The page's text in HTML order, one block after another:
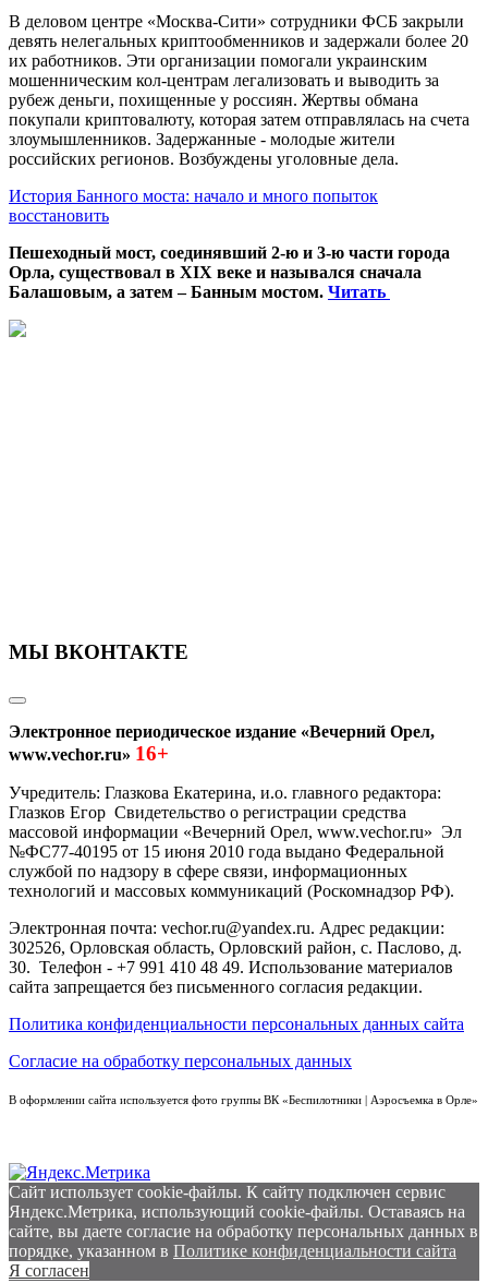
В деловом центре «Москва-Сити» сотрудники ФСБ закрыли
девять нелегальных криптообменников и задержали более 20
их работников. Эти организации помогали украинским
мошенническим кол-центрам легализовать и выводить за
рубеж деньги, похищенные у россиян. Жертвы обмана
покупали криптовалюту, которая затем отправлялась на счета
злоумышленников. Задержанные - молодые жители
российских регионов. Возбуждены уголовные дела.
История Банного моста: начало и много попыток
восстановить
Пешеходный мост, соединявший 2-ю и 3-ю части города
Орла, существовал в XIX веке и назывался сначала
Балашовым, а затем – Банным мостом. Читать
МЫ ВКОНТАКТЕ
Электронное периодическое издание «Вечерний Орел,
www.vechor.ru» 16+
Учредитель: Глазкова Екатерина, и.о. главного редактора:
Глазков Егор Свидетельство о регистрации средства
массовой информации «Вечерний Орел, www.vechor.ru» Эл
№ФС77-40195 от 15 июня 2010 года выдано Федеральной
службой по надзору в сфере связи, информационных
технологий и массовых коммуникаций (Роскомнадзор РФ).
Электронная почта: vechor.ru@yandex.ru. Адрес редакции:
302526, Орловская область, Орловский район, с. Паслово, д.
30. Телефон - +7 991 410 48 49. Использование материалов
сайта запрещается без письменного согласия редакции.
Политика конфиденциальности персональных данных сайта
Согласие на обработку персональных данных
В оформлении сайта используется фото группы ВК «Беспилотники | Аэросъемка в Орле»
Сайт использует cookie-файлы. К cайту подключен сервис
Яндекс.Метрика, использующий cookie-файлы. Оставаясь на
сайте, вы даете согласие на обработку персональных данных в
порядке, указанном в Политике конфиденциальности сайта
Я согласен